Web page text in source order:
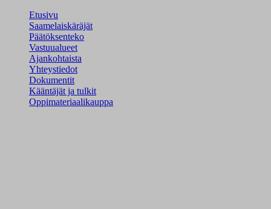
Etusivu
Saamelaiskäräjät
Päätöksenteko
Vastuualueet
Ajankohtaista
Yhteystiedot
Dokumentit
Kääntäjät ja tulkit
Oppimateriaalikauppa